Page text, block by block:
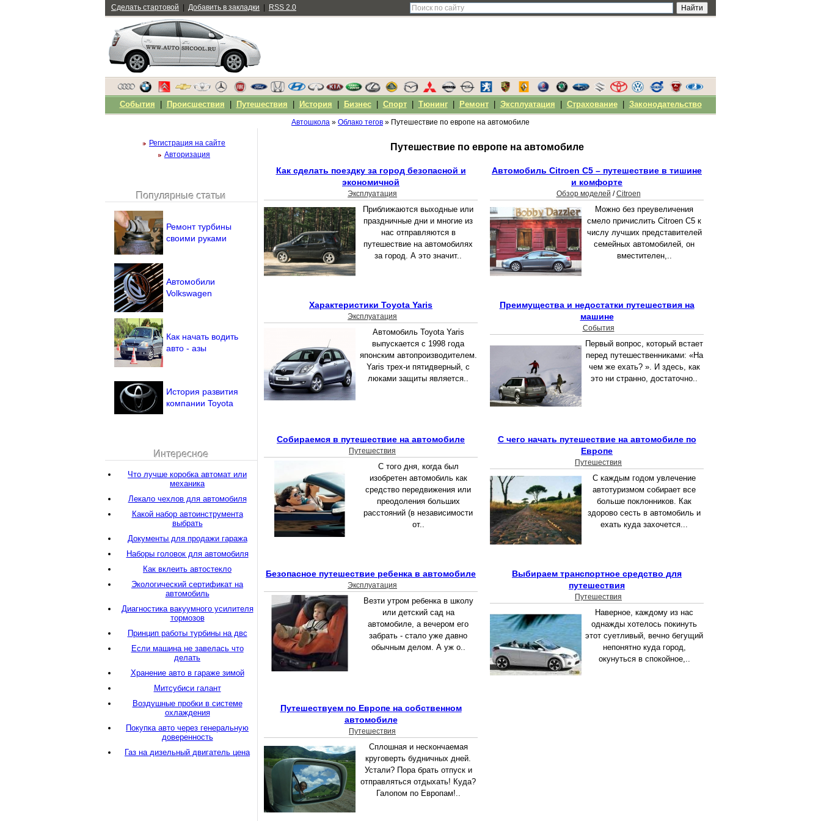
Автошкола » Облако тегов » Путешествие по европе на автомобиле
Путешествие по европе на автомобиле
Как сделать поездку за город безопасной и
экономичной
Эксплуатация
Приближаются выходные или
праздничные дни и многие из
нас отправляются в
путешествие на автомобилях
за город. А это значит..
Автомобиль Citroen C5 – путешествие в тишине
и комфорте
Обзор моделей /Citroen
Можно без преувеличения
смело причислить Citroen C5 к
числу лучших представителей
семейных автомобилей, он
вместителен,..
Характеристики Toyota Yaris
Эксплуатация
Автомобиль Toyota Yaris
выпускается с 1998 года
японским автопроизводителем.
Yaris трех-и пятидверный, с
люками защиты является..
Преимущества и недостатки путешествия на
машине
События
Первый вопрос, который встает
перед путешественниками: «На
чем же ехать? ». И здесь, как
это ни странно, достаточно..
Собираемся в путешествие на автомобиле
Путешествия
C того дня, когда был
изобретен автомобиль как
средство передвижения или
преодоления больших
расстояний (в независимости
от..
С чего начать путешествие на автомобиле по
Европе
Путешествия
С каждым годом увлечение
автотуризмом собирает все
больше поклонников. Как
здорово сесть в автомобиль и
ехать куда захочется...
Безопасное путешествие ребенка в автомобиле
Эксплуатация
Везти утром ребенка в школу
или детский сад на
автомобиле, а вечером его
забрать - стало уже давно
обычным делом. А уж о..
Выбираем транспортное средство для
путешествия
Путешествия
Наверное, каждому из нас
однажды хотелось покинуть
этот суетливый, вечно бегущий
непонятно куда город,
окунуться в спокойное,..
Путешествуем по Европе на собственном
автомобиле
Путешествия
Сплошная и нескончаемая
круговерть будничных дней.
Устали? Пора брать отпуск и
отправляться отдыхать! Куда?
Галопом по Европам!..
Регистрация на сайте
Авторизация
Напомнить пароль?
Популярные статьи
Ремонт турбины
своими руками
Автомобили
Volkswagen
Как начать водить
авто - азы
История развития
компании Toyota
Интересное
Что лучше коробка автомат или
механика
Лекало чехлов для автомобиля
Какой набор автоинструмента
выбрать
Документы для продажи гаража
Наборы головок для автомобиля
Как вклеить автостекло
Экологический сертификат на
автомобиль
Диагностика вакуумного усилителя
тормозов
Принцип работы турбины на двс
Если машина не завелась что
делать
Хранение авто в гараже зимой
Митсубиси галант
Воздушные пробки в системе
охлаждения
Покупка авто через генеральную
доверенность
Газ на дизельный двигатель цена
Сделать стартовой Добавить в закладки RSS 2.0
События Происшествия Путешествия История Бизнес| Спорт| Тюнинг| Ремонт| Эксплуатация Страхование| Законодательство